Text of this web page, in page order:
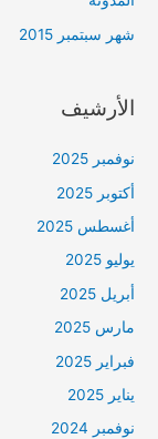
شهر سبتمبر 2015
الأرشيف
نوفمبر 2025
أكتوبر 2025
أغسطس 2025
يوليو 2025
أبريل 2025
مارس 2025
فبراير 2025
يناير 2025
نوفمبر 2024